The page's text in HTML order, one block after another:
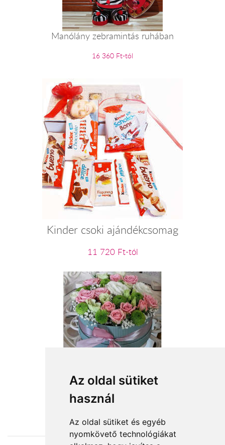
Az oldal sütiket
használ
Az oldal sütiket és egyéb
nyomkövető technológiákat
Manólány zebramintás ruhában
16 360 Ft-tól
Kinder csoki ajándékcsomag
11 720 Ft-tól
Ölelés a távolból
22 060 Ft-tól